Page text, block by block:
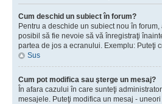
Cum deschid un subiect în forum?
Pentru a deschide un subiect nou în
posibil să fie nevoie să vă înregistraţi
partea de jos a ecranului. Exemplu: Puteţi
Sus
Cum pot modifica sau şterge un mesaj?
În afara cazului în care sunteţi
mesajele. Puteţi modifica un mesaj -